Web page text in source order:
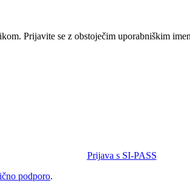
Prijavite se z obstoječim uporabniškim
Prijava s SI-PASS
podporo.